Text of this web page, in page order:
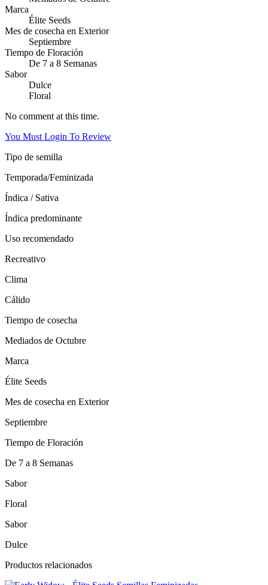
Marca
Élite Seeds
Mes de cosecha en Exterior
Septiembre
Tiempo de Floración
De 7 a 8 Semanas
Sabor
Dulce
Floral
No comment at this time.
You Must Login To Review
Tipo de semilla
Temporada/Feminizada
Índica / Sativa
Índica predominante
Uso recomendado
Recreativo
Clima
Cálido
Tiempo de cosecha
Mediados de Octubre
Marca
Élite Seeds
Mes de cosecha en Exterior
Septiembre
Tiempo de Floración
De 7 a 8 Semanas
Sabor
Floral
Sabor
Dulce
Productos relacionados